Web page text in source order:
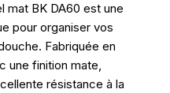
mat BK DA60 est une
pour organiser vos
Fabriquée en
une finition mate,
résistance à la